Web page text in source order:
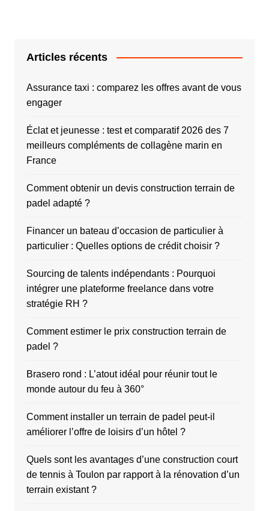
Articles récents
Assurance taxi : comparez les offres avant de vous
engager
Éclat et jeunesse : test et comparatif 2026 des 7
meilleurs compléments de collagène marin en
France
Comment obtenir un devis construction terrain de
padel adapté ?
Financer un bateau d’occasion de particulier à
particulier : Quelles options de crédit choisir ?
Sourcing de talents indépendants : Pourquoi
intégrer une plateforme freelance dans votre
stratégie RH ?
Comment estimer le prix construction terrain de
padel ?
Brasero rond : L’atout idéal pour réunir tout le
monde autour du feu à 360°
Comment installer un terrain de padel peut-il
améliorer l’offre de loisirs d’un hôtel ?
Quels sont les avantages d’une construction court
de tennis à Toulon par rapport à la rénovation d’un
terrain existant ?